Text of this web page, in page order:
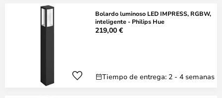
Bolardo luminoso LED IMPRESS, RGBW,
inteligente - Philips Hue
219,00 €
Tiempo de entrega: 2 - 4 semanas